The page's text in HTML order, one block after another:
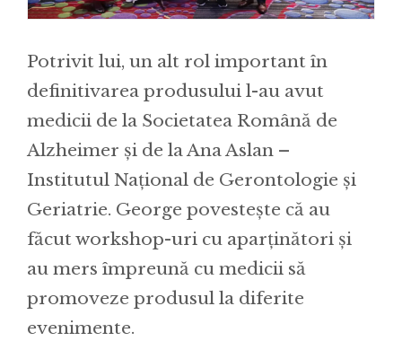
Potrivit lui, un alt rol important în
definitivarea produsului l-au avut
medicii de la Societatea Română de
Alzheimer și de la Ana Aslan –
Institutul Național de Gerontologie și
Geriatrie. George povestește că au
făcut workshop-uri cu aparținători și
au mers împreună cu medicii să
promoveze produsul la diferite
evenimente.